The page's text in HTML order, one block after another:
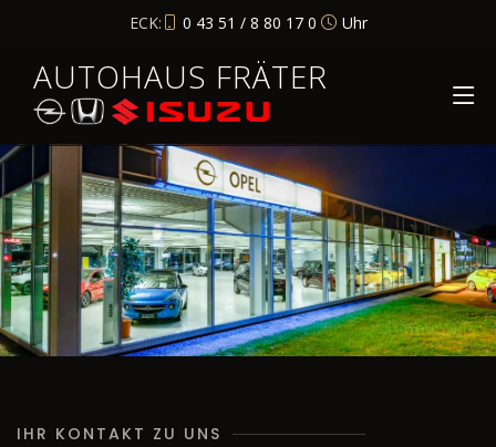
ECK: 0 43 51 / 8 80 17 0 Uhr
AUTOHAUS FRÄTER
IHR KONTAKT ZU UNS